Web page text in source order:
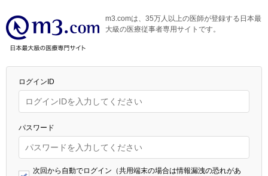
m3.comは、35万人以上の医師が登録する日本最
大級の医療従事者専用サイトです。
ログインID
パスワード
次回から自動でログイン（共用端末の場合は情報漏洩の恐れがあ